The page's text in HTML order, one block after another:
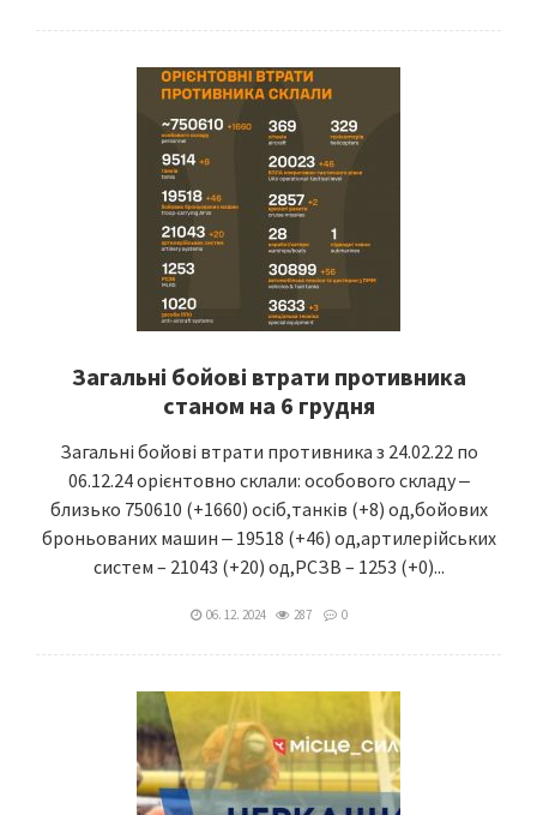
Загальні бойові втрати противника
станом на 6 грудня
Загальні бойові втрати противника з 24.02.22 по
06.12.24 орієнтовно склали: особового складу ‒
близько 750610 (+1660) осіб,танків (+8) од,бойових
броньованих машин ‒ 19518 (+46) од,артилерійських
систем – 21043 (+20) од,РСЗВ – 1253 (+0)...
06. 12. 2024 287 0